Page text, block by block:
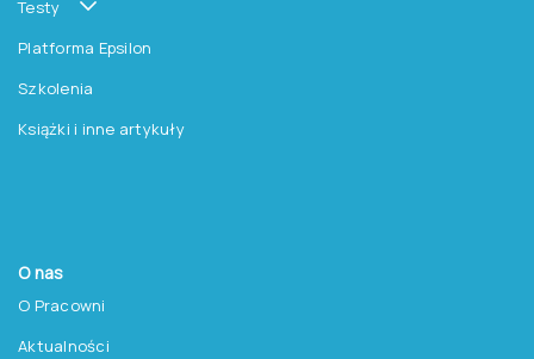
Testy
Platforma Epsilon
Szkolenia
Książki i inne artykuły
O nas
O Pracowni
Aktualności